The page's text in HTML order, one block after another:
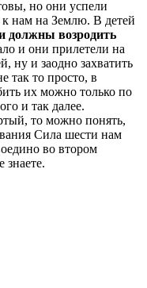
но они успели
к нам на Землю. В детей
должны возродить
и они прилетели на
ну и заодно захватить
так то просто, в
их можно только по
и так далее.
то можно понять,
Сила шести нам
во втором
знаете.